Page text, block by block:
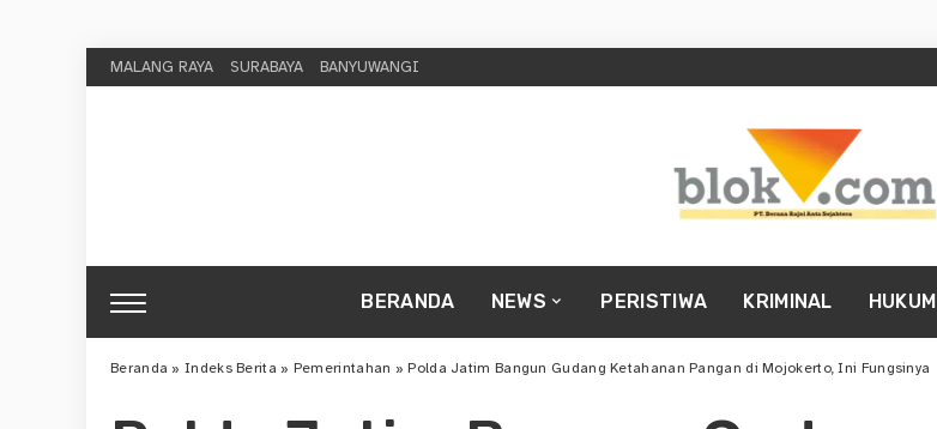
MALANG RAYA SURABAYA BANYUWANGI
BERANDA NEWS PERISTIWA KRIMINAL HUKUM
Beranda »Indeks Berita » Pemerintahan »Polda Jatim Bangun Gudang Ketahanan Pangan di Mojokerto, Ini Fungsinya